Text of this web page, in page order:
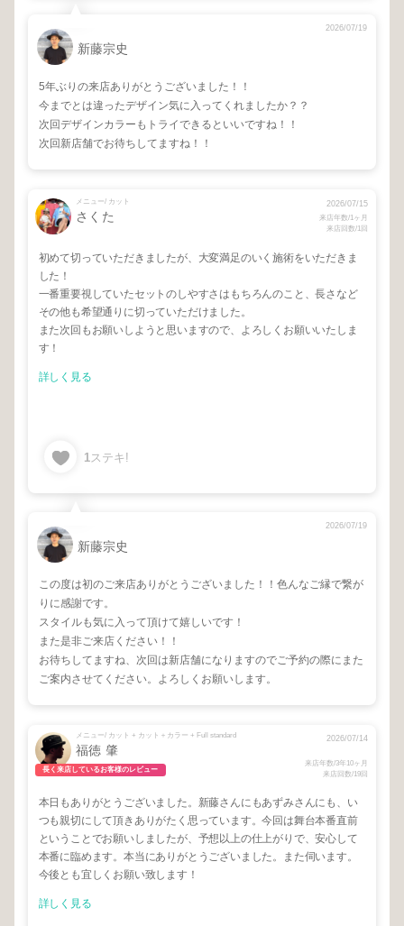
新藤宗史
2026/07/19
5年ぶりの来店ありがとうございました！！
今までとは違ったデザイン気に入ってくれましたか？？
次回デザインカラーもトライできるといいですね！！
次回新店舗でお待ちしてますね！！
メニュー/ カット
さくた
2026/07/15
来店年数/1ヶ月
来店回数/1回
初めて切っていただきましたが、大変満足のいく施術をいただきま
した！
一番重要視していたセットのしやすさはもちろんのこと、長さなど
その他も希望通りに切っていただけました。
また次回もお願いしようと思いますので、よろしくお願いいたしま
す！
詳しく見る
1ステキ!
新藤宗史
2026/07/19
この度は初のご来店ありがとうございました！！色んなご縁で繋が
りに感謝です。
スタイルも気に入って頂けて嬉しいです！
また是非ご来店ください！！
お待ちしてますね、次回は新店舗になりますのでご予約の際にまた
ご案内させてください。よろしくお願いします。
メニュー/ カット + カット＋カラー + Full standard
福徳 肇
長く来店しているお客様のレビュー
2026/07/14
来店年数/3年10ヶ月
来店回数/19回
本日もありがとうございました。新藤さんにもあずみさんにも、い
つも親切にして頂きありがたく思っています。今回は舞台本番直前
ということでお願いしましたが、予想以上の仕上がりで、安心して
本番に臨めます。本当にありがとうございました。また伺います。
今後とも宜しくお願い致します！
詳しく見る